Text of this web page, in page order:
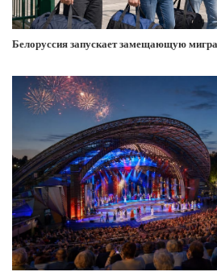
Белоруссия запускает замещающую